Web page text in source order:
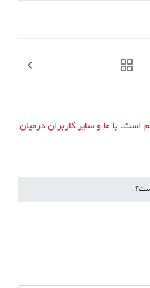
است. با ما و سایر کاربران درمیان